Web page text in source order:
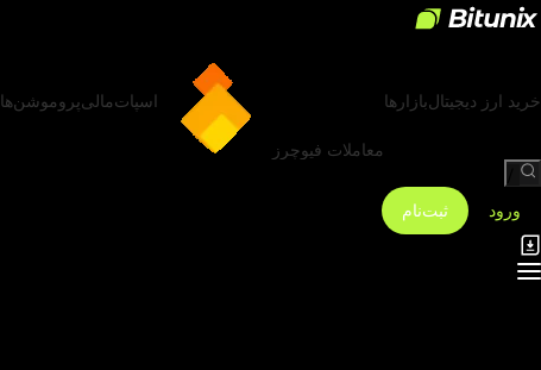
خرید ارز دیجیتالبازارها
معاملات فیوچرز
اسپاتمالیپروموشن‌ها
ورود
ثبت‌نام